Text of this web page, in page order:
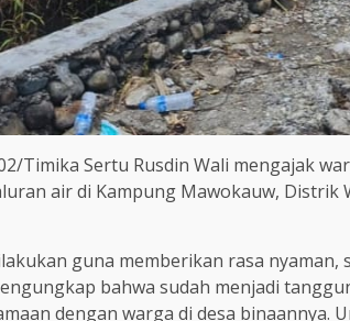
Timika Sertu Rusdin Wali mengajak
air di Kampung Mawokauw, Distrik
guna memberikan rasa nyaman,
bahwa sudah menjadi
dengan warga di desa binaannya.